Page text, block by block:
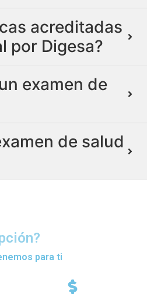
acreditadas
por Digesa?
examen de
de salud
para ti